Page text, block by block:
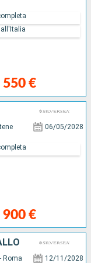
550 €
06/05/2028
900 €
Roma 12/11/2028